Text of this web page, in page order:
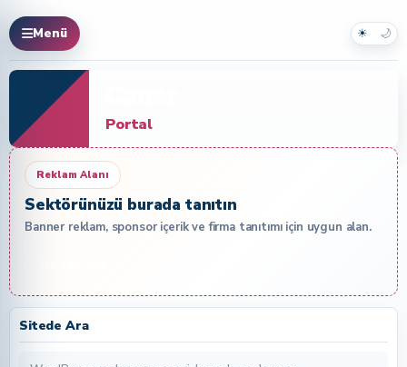
Menü ☀ 🌙
Portal
Reklam Alanı
Sektörünüzü burada tanıtın
Banner reklam, sponsor içerik ve firma tanıtımı için uygun alan.
Sitede Ara